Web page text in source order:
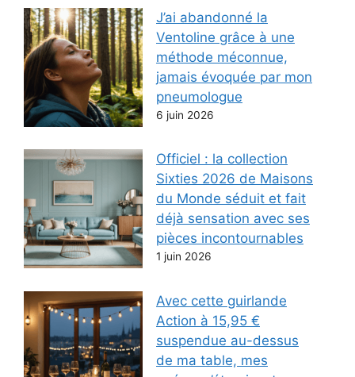
J’ai abandonné la
Ventoline grâce à une
méthode méconnue,
jamais évoquée par mon
pneumologue
6 juin 2026
Officiel : la collection
Sixties 2026 de Maisons
du Monde séduit et fait
déjà sensation avec ses
pièces incontournables
1 juin 2026
Avec cette guirlande
Action à 15,95 €
suspendue au-dessus
de ma table, mes